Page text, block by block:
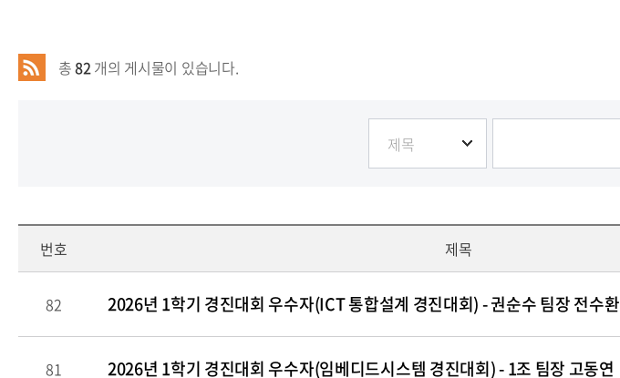
총82개의 게시물이 있습니다.
번호 제목
82 2026년 1학기 경진대회 우수자(ICT 통합설계 경진대회) - 권순수 팀장 전수환
81 2026년 1학기 경진대회 우수자(임베디드시스템 경진대회) - 1조 팀장 고동연